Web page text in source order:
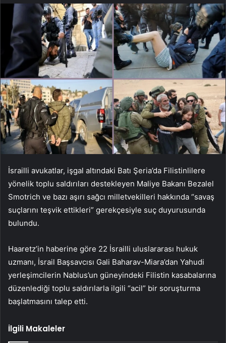
İsrailli avukatlar, işgal altındaki Batı Şeria’da Filistinlilere
yönelik toplu saldırıları destekleyen Maliye Bakanı Bezalel
Smotrich ve bazı aşırı sağcı milletvekilleri hakkında “savaş
suçlarını teşvik ettikleri” gerekçesiyle suç duyurusunda
bulundu.
Haaretz’in haberine göre 22 İsrailli uluslararası hukuk
uzmanı, İsrail Başsavcısı Gali Baharav-Miara’dan Yahudi
yerleşimcilerin Nablus’un güneyindeki Filistin kasabalarına
düzenlediği toplu saldırılarla ilgili “acil” bir soruşturma
başlatmasını talep etti.
İlgili Makaleler